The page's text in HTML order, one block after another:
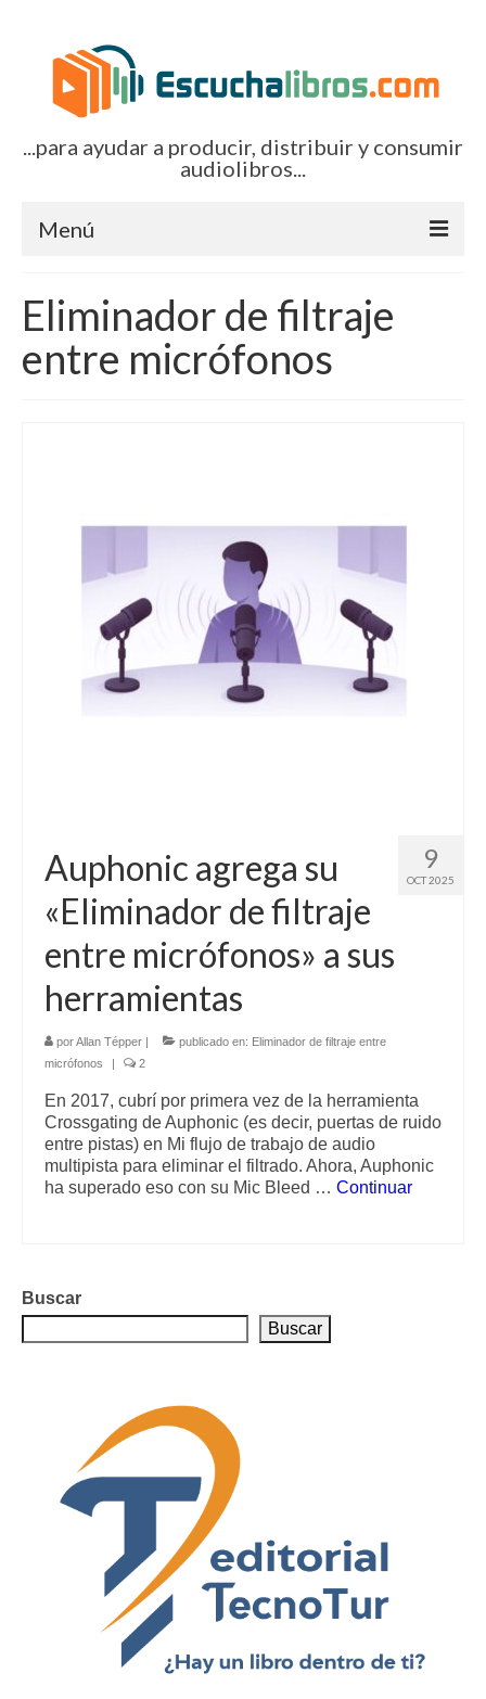
...para ayudar a producir, distribuir y consumir
audiolibros...
Menú
Artículos (todos)
Boletines por correo-e
Eliminador de filtraje
entre micrófonos
9
OCT 2025
Auphonic agrega su
«Eliminador de filtraje
entre micrófonos» a sus
herramientas
porAllan Tépper publicado en: Eliminador de filtraje entre
micrófonos
2
En 2017, cubrí por primera vez de la herramienta
Crossgating de Auphonic (es decir, puertas de ruido
entre pistas) en Mi flujo de trabajo de audio
multipista para eliminar el filtrado. Ahora, Auphonic
ha superado eso con su Mic Bleed … Continuar
Buscar
Buscar